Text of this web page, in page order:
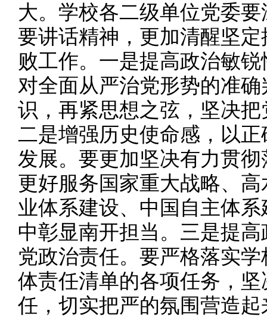
大。学校各二级单位党委
要讲话精神，更加清醒坚
败工作。一是提高政治敏
对全面从严治党形势的准
识，再紧思想之弦，坚决
二是增强历史使命感，以
发展。要更加坚决有力贯
更好服务国家重大战略、
业体系建设、中国自主体
中彰显南开担当。三是提
党政治责任。要严格落实
体责任清单的各项任务，
任，切实把严的氛围营造